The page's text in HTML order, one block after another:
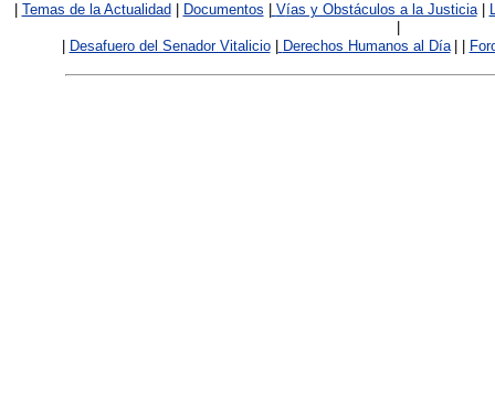
Temas de la Actualidad Documentos Vías y Obstáculos a la Justicia
Desafuero del Senador Vitalicio| Derechos Humanos al Día